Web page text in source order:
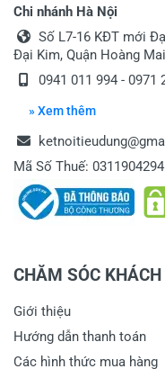
Chi nhánh Hà Nội
Số L7-16 KĐT mới
Đại Kim, Quận Hoàng
0941 011 994 - 0971
» Xem thêm
Mã Số Thuế: 0311904294
CHĂM SÓC
Giới thiệu
Hướng dẫn thanh toán
Các hình thức mua hàng